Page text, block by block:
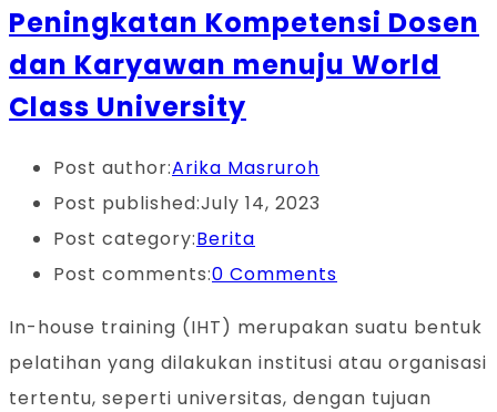
Peningkatan Kompetensi Dosen
dan Karyawan menuju World
Class University
Post author:Arika Masruroh
Post published:July 14, 2023
Post category:Berita
Post comments:0 Comments
In-house training (IHT) merupakan suatu bentuk
pelatihan yang dilakukan institusi atau organisasi
tertentu, seperti universitas, dengan tujuan